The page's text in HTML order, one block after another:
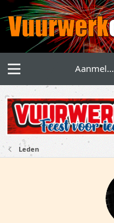
Aanmelden
Leden